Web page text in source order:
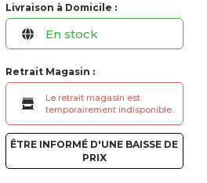
ou
de commande invité
Livraison à Domicile :
En stock
Retrait Magasin :
Le retrait magasin est
temporairement indisponible.
ÊTRE INFORMÉ D'UNE BAISSE DE
PRIX